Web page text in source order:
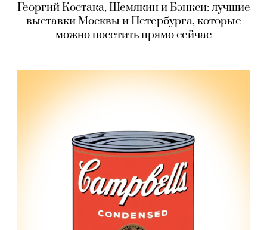
Георгий Костака, Шемякин и Бэнкси: лучшие
выставки Москвы и Петербурга, которые
можно посетить прямо сейчас